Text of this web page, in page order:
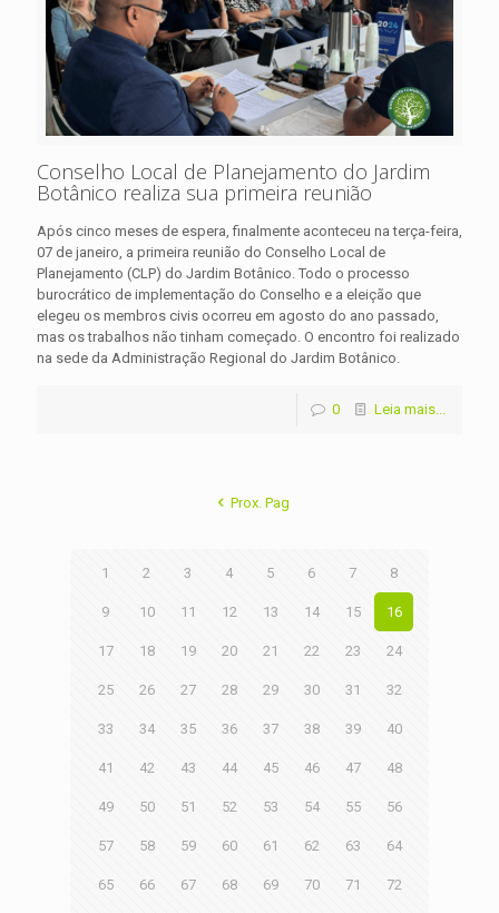
Conselho Local de Planejamento do Jardim
Botânico realiza sua primeira reunião
Após cinco meses de espera, finalmente aconteceu na terça-feira,
07 de janeiro, a primeira reunião do Conselho Local de
Planejamento (CLP) do Jardim Botânico. Todo o processo
burocrático de implementação do Conselho e a eleição que
elegeu os membros civis ocorreu em agosto do ano passado,
mas os trabalhos não tinham começado. O encontro foi realizado
na sede da Administração Regional do Jardim Botânico.
0 Leia mais...
Prox. Pag
1 2 3 4 5 6 7 8
9 10 11 12 13 14 15 16
17 18 19 20 21 22 23 24
25 26 27 28 29 30 31 32
33 34 35 36 37 38 39 40
41 42 43 44 45 46 47 48
49 50 51 52 53 54 55 56
57 58 59 60 61 62 63 64
65 66 67 68 69 70 71 72